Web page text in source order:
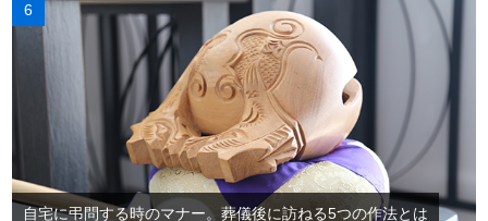
自宅に弔問する時のマナー。葬儀後に訪ねる5つの作法とは